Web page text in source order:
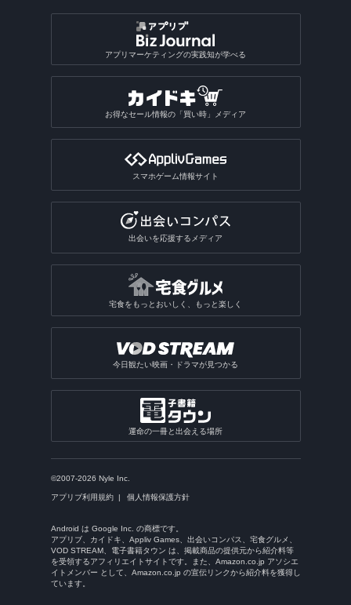
アプリマーケティングの実践知が学べる
お得なセール情報の「買い時」メディア
スマホゲーム情報サイト
出会いを応援するメディア
宅食をもっとおいしく、もっと楽しく
今日観たい映画・ドラマが見つかる
運命の一冊と出会える場所
©2007-2026 Nyle Inc.
アプリブ利用規約 個人情報保護方針
Android は Google Inc. の商標です。
アプリブ、カイドキ、Appliv Games、出会いコンパス、宅食グルメ、
VOD STREAM、電子書籍タウン は、掲載商品の提供元から紹介料等
を受領するアフィリエイトサイトです。また、Amazon.co.jp アソシエ
イトメンバー として、Amazon.co.jp の宣伝リンクから紹介料を獲得し
ています。